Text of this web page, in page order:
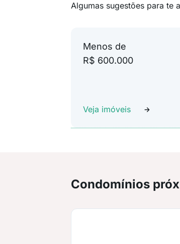
Algumas sugestões para te
Menos de
R$ 600.000
Veja imóveis
Condomínios